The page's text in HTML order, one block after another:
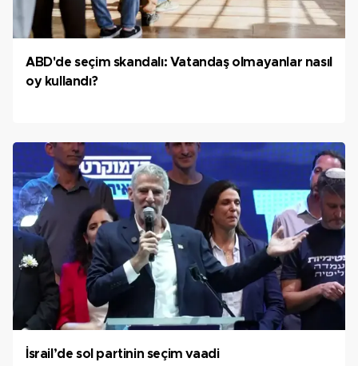
ABD'de seçim skandalı: Vatandaş olmayanlar nasıl
oy kullandı?
İsrail’de sol partinin seçim vaadi